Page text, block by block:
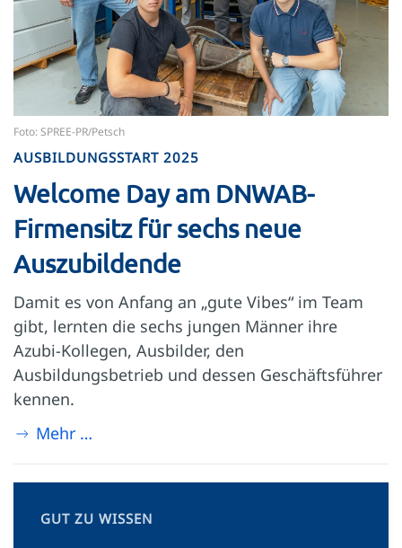
Foto: SPREE-PR/Petsch
AUSBILDUNGSSTART 2025
Welcome Day am DNWAB-
Firmensitz für sechs neue
Auszubildende
Damit es von Anfang an „gute Vibes“ im Team
gibt, lernten die sechs jungen Männer ihre
Azubi-Kollegen, Ausbilder, den
Ausbildungsbetrieb und dessen Geschäftsführer
kennen.
Mehr …
GUT ZU WISSEN